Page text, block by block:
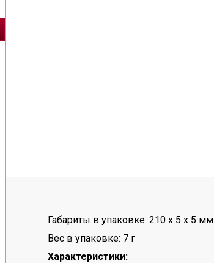
Габариты в упаковке: 210 x 5 x 5 мм
Вес в упаковке: 7 г
Характеристики: